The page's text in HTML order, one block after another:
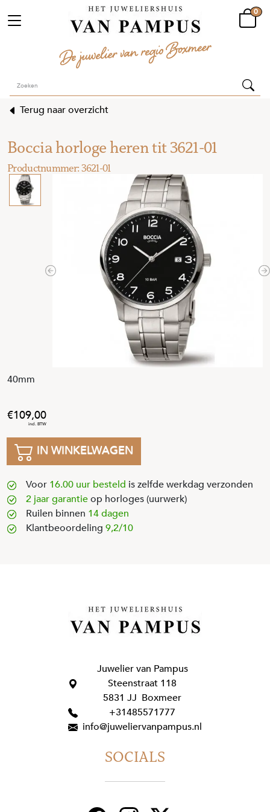
0
Terug naar overzicht
Boccia horloge heren tit 3621-01
Previous
40mm
109,00
IN WINKELWAGEN
Voor 16.00 uur besteld is zelfde werkdag verzonden
2 jaar garantieop horloges (uurwerk)
Ruilen binnen 14 dagen
Klantbeoordeling 9,2/10
Juwelier van Pampus
Steenstraat 118
5831 JJ Boxmeer
+31485571777
info@juweliervanpampus.nl
SOCIALS